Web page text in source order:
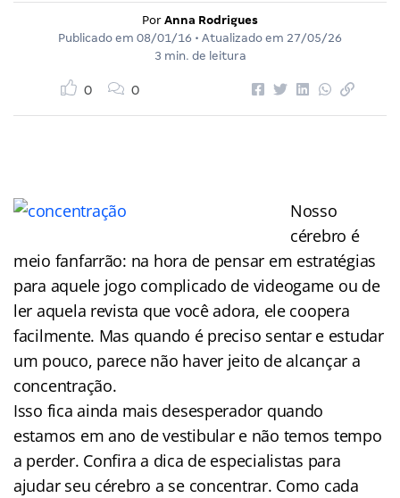
Por Anna Rodrigues
Publicado em 08/01/16 • Atualizado em 27/05/26
3 min. de leitura
0 0
Nosso
cérebro é
meio fanfarrão: na hora de pensar em estratégias
para aquele jogo complicado de videogame ou de
ler aquela revista que você adora, ele coopera
facilmente. Mas quando é preciso sentar e estudar
um pouco, parece não haver jeito de alcançar a
concentração.
Isso fica ainda mais desesperador quando
estamos em ano de vestibular e não temos tempo
a perder. Confira a dica de especialistas para
ajudar seu cérebro a se concentrar. Como cada